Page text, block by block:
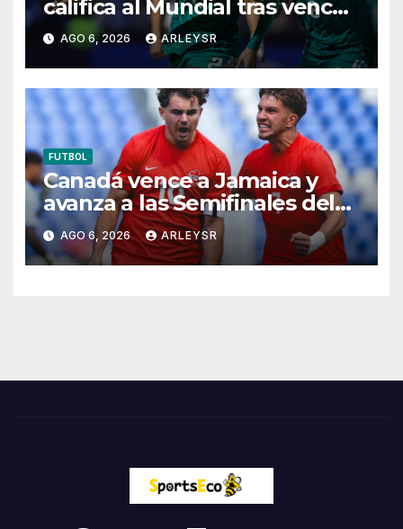
califica al Mundial tras vencer
a Panamá
AGO 6, 2026 ARLEYSR
FUTBOL
Canadá vence a Jamaica y
avanza a las Semifinales del
Campeonato Sub-20
AGO 6, 2026 ARLEYSR